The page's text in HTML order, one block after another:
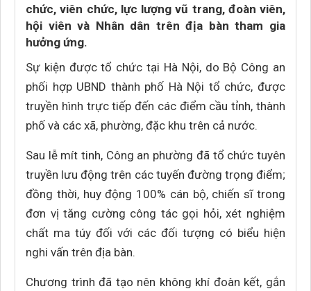
chức, viên chức, lực lượng vũ trang, đoàn viên,
hội viên và Nhân dân trên địa bàn tham gia
hưởng ứng.
Sự kiện được tổ chức tại Hà Nội, do Bộ Công an
phối hợp UBND thành phố Hà Nội tổ chức, được
truyền hình trực tiếp đến các điểm cầu tỉnh, thành
phố và các xã, phường, đặc khu trên cả nước.
Sau lễ mít tinh, Công an phường đã tổ chức tuyên
truyền lưu động trên các tuyến đường trọng điểm;
đồng thời, huy động 100% cán bộ, chiến sĩ trong
đơn vị tăng cường công tác gọi hỏi, xét nghiệm
chất ma túy đối với các đối tượng có biểu hiện
nghi vấn trên địa bàn.
Chương trình đã tạo nên không khí đoàn kết, gắn